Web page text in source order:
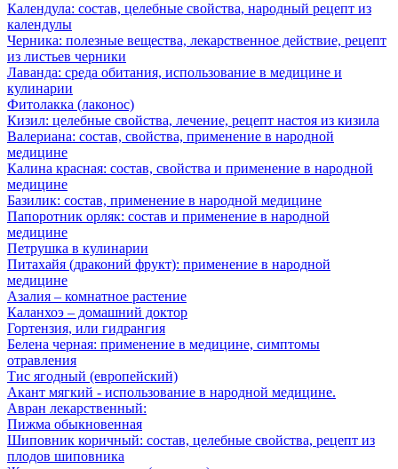
Календула: состав, целебные свойства, народный рецепт из
календулы
Черника: полезные вещества, лекарственное действие, рецепт
из листьев черники
Лаванда: среда обитания, использование в медицине и
кулинарии
Фитолакка (лаконос)
Кизил: целебные свойства, лечение, рецепт настоя из кизила
Валериана: состав, свойства, применение в народной
медицине
Калина красная: состав, свойства и применение в народной
медицине
Базилик: состав, применение в народной медицине
Папоротник орляк: состав и применение в народной
медицине
Петрушка в кулинарии
Питахайя (драконий фрукт): применение в народной
медицине
Азалия – комнатное растение
Каланхоэ – домашний доктор
Гортензия, или гидрангия
Белена черная: применение в медицине, симптомы
отравления
Тис ягодный (европейский)
Акант мягкий - использование в народной медицине.
Авран лекарственный:
Пижма обыкновенная
Шиповник коричный: состав, целебные свойства, рецепт из
плодов шиповника